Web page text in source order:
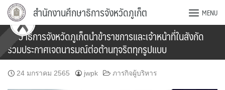
Skip
content
สำนักงานศึกษาธิการจังหวัดภูเก็ต MENU
ศึกษาธิการจังหวัดภูเก็ตนำข้าราชการและเจ้าหน้าที่ในสังกัด
ร่วมประกาศเจตนารมณ์ต่อต้านทุจริตทุกรูปแบบ
24 มกราคม 2565 jwpk ภารกิจผู้บริหาร